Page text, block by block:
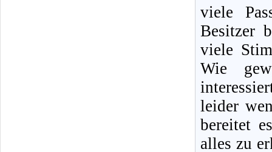
viele
Besitzer
viele
Wie
leider
bereitet
alles zu